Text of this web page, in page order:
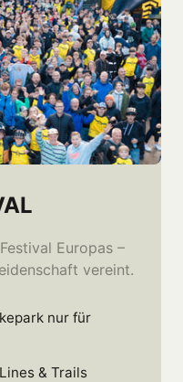
Europas –
vereint.
nur für
& Trails